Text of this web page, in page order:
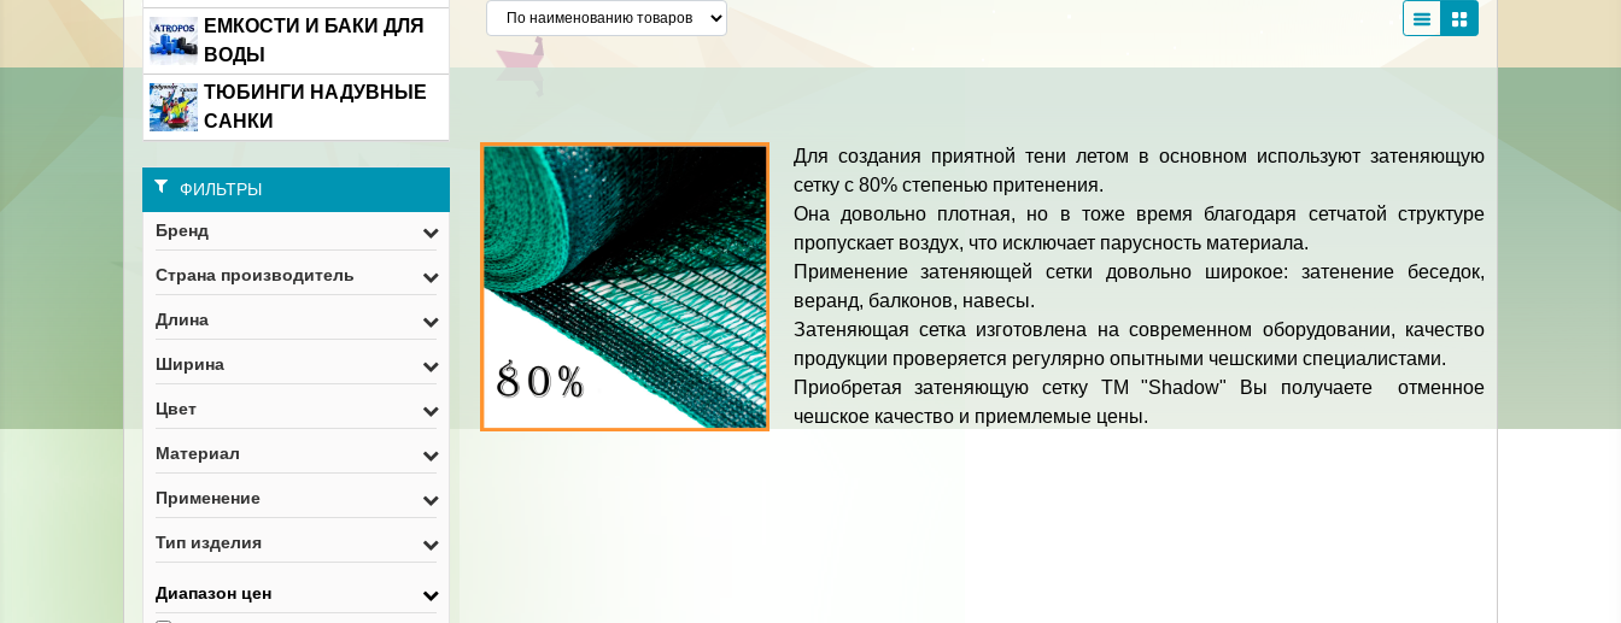
ЕМКОСТИ И БАКИ ДЛЯ
ВОДЫ
ТЮБИНГИ НАДУВНЫЕ
САНКИ
ФИЛЬТРЫ
Бренд
Страна производитель
Длина
Ширина
Цвет
Материал
Применение
Тип изделия
Диапазон цен
Для создания приятной тени летом в основном используют затеняющую
сетку с 80% степенью притенения.
Она довольно плотная, но в тоже время благодаря сетчатой структуре
пропускает воздух, что исключает парусность материала.
Применение затеняющей сетки довольно широкое: затенение беседок,
веранд, балконов, навесы.
Затеняющая сетка изготовлена на современном оборудовании, качество
продукции проверяется регулярно опытными чешскими специалистами.
Приобретая затеняющую сетку ТМ "Shadow" Вы получаете отменное
чешское качество и приемлемые цены.